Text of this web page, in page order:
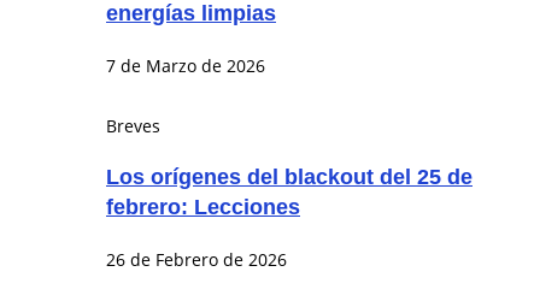
energías limpias
7 de Marzo de 2026
Breves
Los orígenes del blackout del 25 de
febrero: Lecciones
26 de Febrero de 2026